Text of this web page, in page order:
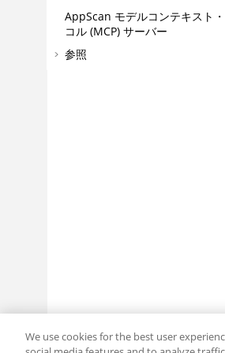
AppScan モデルコンテキスト
コル (MCP) サーバー
参照
We use cookies for the best user